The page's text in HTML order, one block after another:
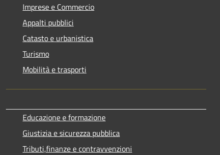
Imprese e Commercio
Appalti pubblici
Catasto e urbanistica
Turismo
Mobilità e trasporti
Educazione e formazione
Giustizia e sicurezza pubblica
Tributi,finanze e contravvenzioni